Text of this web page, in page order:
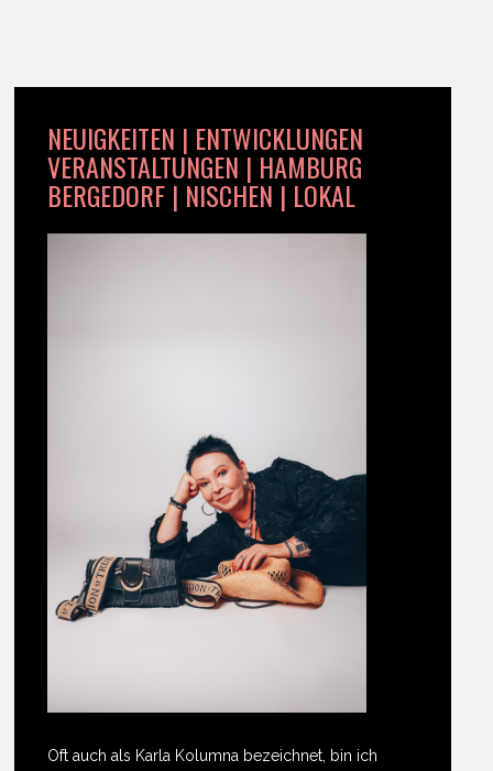
NEUIGKEITEN | ENTWICKLUNGEN
VERANSTALTUNGEN | HAMBURG
BERGEDORF | NISCHEN | LOKAL
Oft auch als Karla Kolumna bezeichnet, bin ich